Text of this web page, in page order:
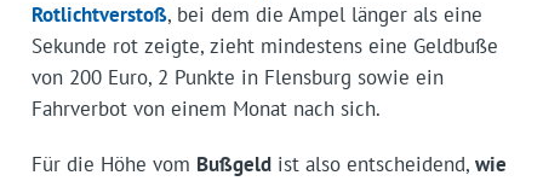
Rotlichtverstoß, bei dem die Ampel länger als eine
Sekunde rot zeigte, zieht mindestens eine Geldbuße
von 200 Euro, 2 Punkte in Flensburg sowie ein
Fahrverbot von einem Monat nach sich.
Für die Höhe vom Bußgeldist also entscheidend, wie